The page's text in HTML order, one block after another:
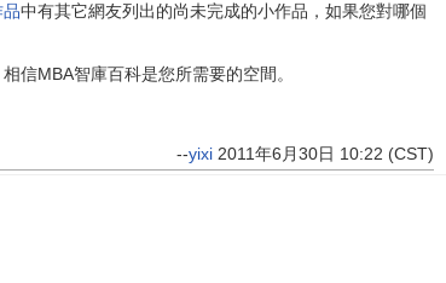
中有其它網友列出的尚未完成的小作品，如果您對哪個
MBA智庫百科是您所需要的空間。
--yixi 2011年6月30日 10:22 (CST)